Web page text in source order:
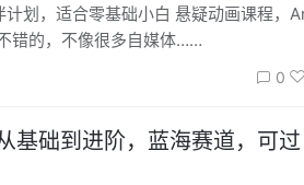
础小白 悬疑动画课程，An
错的，不像很多自媒体……
0
基础到进阶，蓝海赛道，可过